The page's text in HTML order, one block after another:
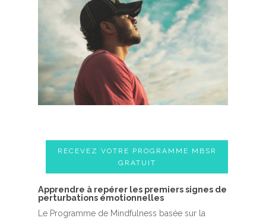
RECEVEZ VOTRE PROGRAMME MBSR
GRATUIT
A​pprendre à repérer les premiers signes de
perturbations émotionnelles
Le Programme de Mindfulness basée sur la